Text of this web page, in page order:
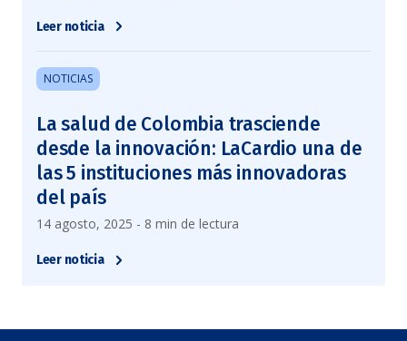
Leer noticia
NOTICIAS
La salud de Colombia trasciende
desde la innovación: LaCardio una de
las 5 instituciones más innovadoras
del país
14 agosto, 2025 - 8 min de lectura
Leer noticia